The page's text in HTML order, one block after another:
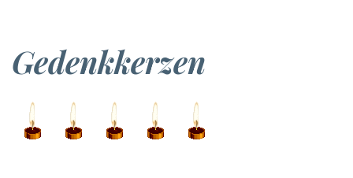
Gedenkkerzen